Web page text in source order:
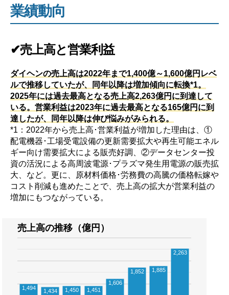
業績動向
✔売上高と営業利益
ダイヘンの売上高は2022年まで1,400億～1,600億円レベ
ルで推移していたが、同年以降は増加傾向に転換*1。
2025年には過去最高となる売上高2,263億円に到達して
いる。営業利益は2023年に過去最高となる165億円に到
達したが、同年以降は伸び悩みがみられる。
*1：2022年から売上高･営業利益が増加した理由は、①
配電機器･工場受電設備の更新需要拡大や再生可能エネル
ギー向け需要拡大による販売好調、②データセンター投
資の活況による高周波電源･プラズマ発生用電源の販売拡
大、など。更に、原材料価格･労務費の高騰の価格転嫁や
コスト削減も進めたことで、売上高の拡大が営業利益の
増加にもつながっている。
売上高の推移（億円）
1,494 1,434 1,450 1,451
1,606
1,852 1,885
2,263